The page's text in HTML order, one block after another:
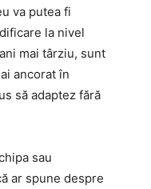
va putea fi
la nivel
mai târziu, sunt
ancorat în
să adaptez fără
sau
ar spune despre